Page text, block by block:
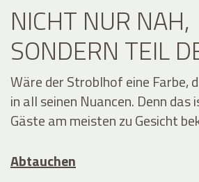
NICHT NUR NAH,
SONDERN TEIL
Wäre der Stroblhof eine Farbe,
in all seinen Nuancen. Denn das
Gäste am meisten zu Gesicht
Abtauchen